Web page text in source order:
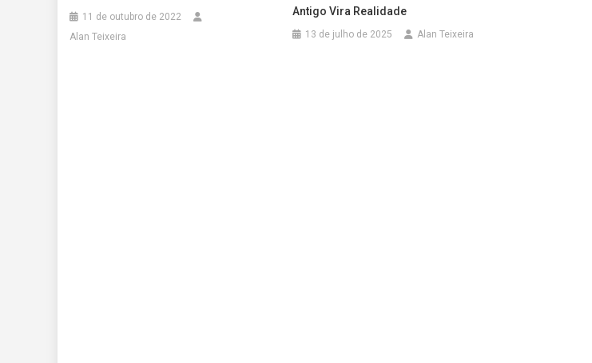
11 de outubro de 2022
Alan Teixeira
Antigo Vira Realidade
13 de julho de 2025 Alan Teixeira